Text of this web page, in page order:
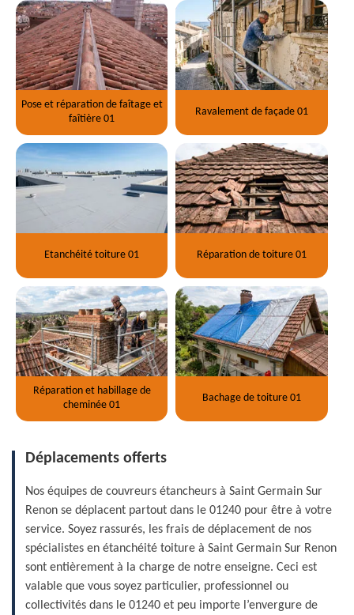
Pose et réparation de faîtage et
faîtière 01
Ravalement de façade 01
Etanchéité toiture 01 Réparation de toiture 01
Réparation et habillage de
cheminée 01
Bachage de toiture 01
Déplacements offerts
Nos équipes de couvreurs étancheurs à Saint Germain Sur
Renon se déplacent partout dans le 01240 pour être à votre
service. Soyez rassurés, les frais de déplacement de nos
spécialistes en étanchéité toiture à Saint Germain Sur Renon
sont entièrement à la charge de notre enseigne. Ceci est
valable que vous soyez particulier, professionnel ou
collectivités dans le 01240 et peu importe l’envergure de